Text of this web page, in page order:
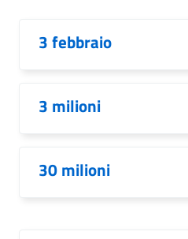
3 febbraio
3 milioni
30 milioni